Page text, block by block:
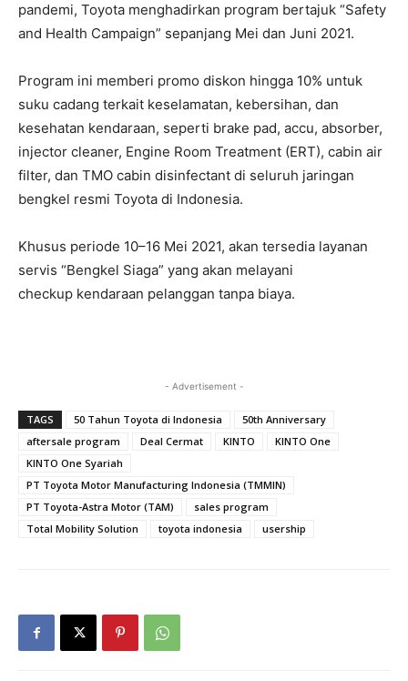
pandemi, Toyota menghadirkan program bertajuk “Safety
and Health Campaign” sepanjang Mei dan Juni 2021.
Program ini memberi promo diskon hingga 10% untuk
suku cadang terkait keselamatan, kebersihan, dan
kesehatan kendaraan, seperti brake pad, accu, absorber,
injector cleaner, Engine Room Treatment (ERT), cabin air
filter, dan TMO cabin disinfectant di seluruh jaringan
bengkel resmi Toyota di Indonesia.
Khusus periode 10–16 Mei 2021, akan tersedia layanan
servis “Bengkel Siaga” yang akan melayani
checkup kendaraan pelanggan tanpa biaya.
- Advertisement -
TAGS 50 Tahun Toyota di Indonesia
50th Anniversary
aftersale program
Deal Cermat KINTO
KINTO One
KINTO One Syariah
PT Toyota Motor Manufacturing Indonesia (TMMIN)
PT Toyota-Astra Motor (TAM)
sales program
Total Mobility Solution
toyota indonesia usership